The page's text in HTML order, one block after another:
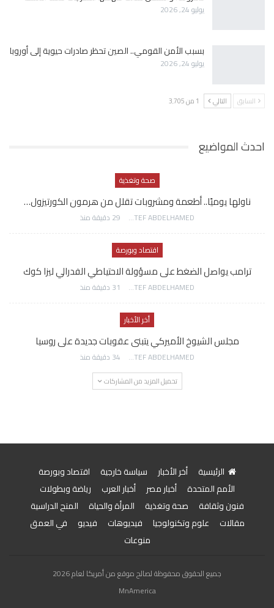
يوليو 24, 2026
بسبب الأمن القومي.. الصين تحظر صادرات حيوية إلى أوروبا
يوليو 24, 2026
السابق التالي 1 من 3٬705
احدث المواضيع
صحة وتغذية
ناولها يوميًا.. أطعمة ومشروبات تقلل من هرمون الكورتيزول…
AWATEF ABDELHAMED 29 دقيقة منذ
اقتصاد وبورصة
ترامب يواصل الضغط على مسؤولة الاحتياطي الفدرالي ليزا كوك
AWATEF ABDELHAMED 31 دقيقة منذ
أخر الأخبار
مجلس الشيوخ الأميركي يتبنى عقوبات جديدة على روسيا
AWATEF ABDELHAMED 34 دقيقة منذ
تحميل المزيد من المشاركات
الرئيسية أخر الأخبار سياسة خارجية
اقتصاد وبورصة
الأمم المتحدة
أخبار مصر أخبار العرب
رياضة وبطولات
فنون وثقافة
صحة وتغذية المرأة والحياة
المنح الدراسية
مقالات
علوم وتكنولوجيا فيديوهات فيديو
في العمق
منوعات
جميع الحقوق محفوظة لصالح موقع من أمريكا لعام 2026
MnAmerica